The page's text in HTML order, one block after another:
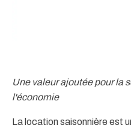
Une valeur ajoutée pour la
l'économie
La location saisonnière est